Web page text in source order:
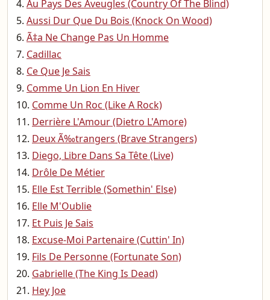
Au Pays Des Aveugles (Country Of The Blind)
Aussi Dur Que Du Bois (Knock On Wood)
Ã‡a Ne Change Pas Un Homme
Cadillac
Ce Que Je Sais
Comme Un Lion En Hiver
Comme Un Roc (Like A Rock)
Derrière L'Amour (Dietro L'Amore)
Deux Ã‰trangers (Brave Strangers)
Diego, Libre Dans Sa Tête (Live)
Drôle De Métier
Elle Est Terrible (Somethin' Else)
Elle M'Oublie
Et Puis Je Sais
Excuse-Moi Partenaire (Cuttin' In)
Fils De Personne (Fortunate Son)
Gabrielle (The King Is Dead)
Hey Joe